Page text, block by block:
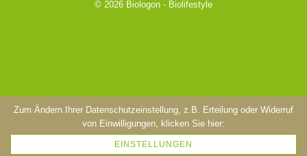
© 2026 Biologon - Biolifestyle
Zum Ändern Ihrer Datenschutzeinstellung, z.B. Erteilung oder Widerruf
von Einwilligungen, klicken Sie hier:
EINSTELLUNGEN